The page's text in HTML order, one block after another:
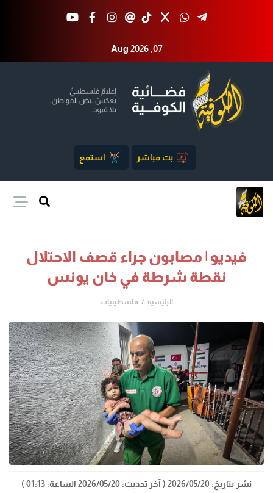
Aug 2026 ,07
بث مباشر استمع
فيديو | مصابون جراء قصف الاحتلال
نقطة شرطة في خان يونس
الرئيسية فلسطينيات
نشر بتاريخ: 2026/05/20 ( آخر تحديث: 2026/05/20 الساعة: 01:13 )